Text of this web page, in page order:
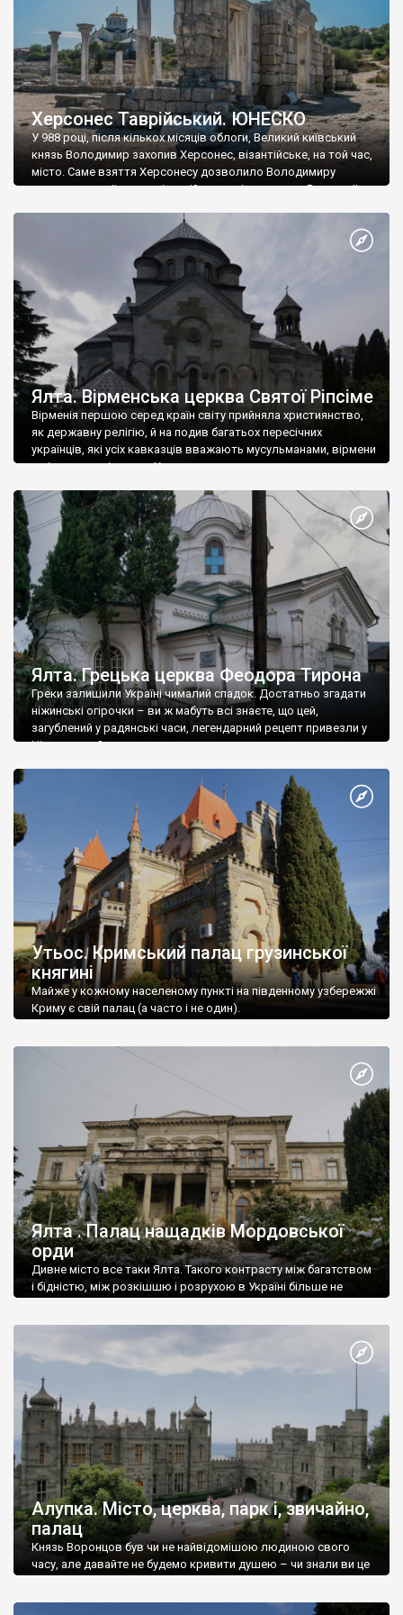
Херсонес Таврійський. ЮНЕСКО
У 988 році, після кількох місяців облоги, Великий київський
князь Володимир захопив Херсонес, візантійське, на той час,
місто. Саме взяття Херсонесу дозволило Володимиру
диктувати свої умови візантійському імператору Василю ІІ, та
Херсонесі Володимир-язичник, став Василем-християнином.
А потім було Хрещення Русі. На честь Херсонесу Таврійського
Ялта. Вірменська церква Святої Ріпсіме
Вірменія першою серед країн світу прийняла християнство,
як державну релігію, й на подив багатьох пересічних
українців, які усіх кавказців вважають мусульманами, вірмени
є відданими вірянами Христа
Ялта. Грецька церква Феодора Тирона
Греки залишили Україні чималий спадок. Достатньо згадати
ніжинські огірочки – ви ж мабуть всі знаєте, що цей,
загублений у радянські часи, легендарний рецепт привезли у
Ніжин греки?
Утьос. Кримський палац грузинської
княгині
Майже у кожному населеному пункті на південному узбережжі
Криму є свій палац (а часто і не один).
Ялта . Палац нащадків Мордовської
орди
Дивне місто все таки Ялта. Такого контрасту між багатством
і бідністю, між розкішшю і розрухою в Україні більше не
Алупка. Місто, церква, парк і, звичайно,
палац
Князь Воронцов був чи не найвідомішою людиною свого
часу, але давайте не будемо кривити душею – чи знали ви це